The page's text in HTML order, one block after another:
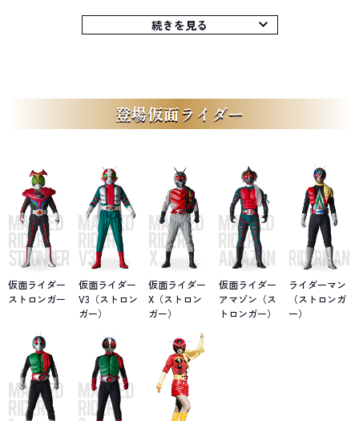
立花藤兵衛という仲間とともに、ブラックサタンの怪人「奇械人」
クーデターを画策。ストロンガーが「ブラックサタン大首領」と激
突するように企て、結果、ブラックサタン大首領は倒れ、組織は壊
郷の魔の国から仲間の「改造魔人」たちを呼び寄せると、新たに
「デルザー軍団」を結成。実力者揃いの軍団員たちは、リーダーの
証となる「ストロンガーの首」を狙う。
電気エネルギーの効かない改造魔人たちを相手に苦戦を強いられ
るストロンガー。ついにはユリ子がこの苛烈な戦いの犠牲となり、
若い命を散らしてしまった。
悲しみを乗り越え、立花とともに打倒デルザー軍団への思いを新
たにした茂。そして、元ブラックサタンの科学者だった正木洋一郎
博士から「超電子ダイナモ」を与えられたことで、ようやく改造魔
人たちと同等に戦う術を得るのだった。
ひとり、またひとりと改造魔人を撃破していくストロンガー。だ
が、デルザー軍団もこの状況を打破すべく、「マシーン大元帥」を
はじめとする新たな改造魔人たちが現れ、ストロンガーの命を狙う
だけでなく、日本の壊滅まで企てようとする。
一大決戦の予感がするなか、日本を離れ世界各地に散っていた仮
続きを見る
登場仮面ライダー
仮面ライダー
ストロンガー
仮面ライダー
V3（ストロン
ガー）
仮面ライダー
X（ストロン
ガー）
仮面ライダー
アマゾン（ス
トロンガー）
ライダーマン
（ストロンガ
ー）